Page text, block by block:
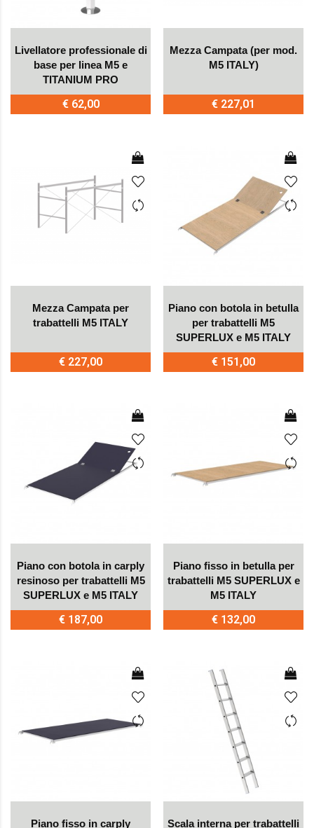
Livellatore professionale di
base per linea M5 e
TITANIUM PRO
€ 62,00
Mezza Campata (per mod.
M5 ITALY)
€ 227,01
Mezza Campata per
trabattelli M5 ITALY
€ 227,00
Piano con botola in betulla
per trabattelli M5
SUPERLUX e M5 ITALY
€ 151,00
Piano con botola in carply
resinoso per trabattelli M5
SUPERLUX e M5 ITALY
€ 187,00
Piano fisso in betulla per
trabattelli M5 SUPERLUX e
M5 ITALY
€ 132,00
Piano fisso in carply Scala interna per trabattelli